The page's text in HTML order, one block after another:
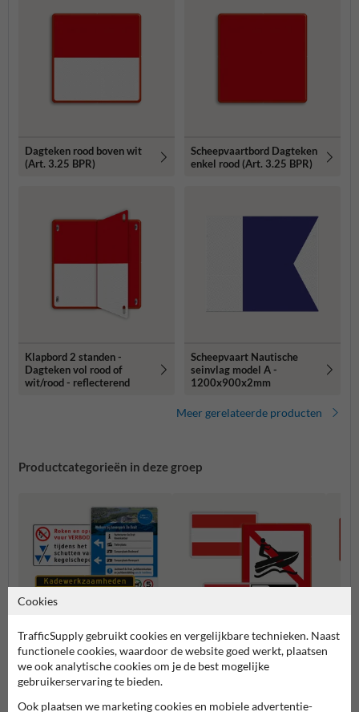
Dagteken rood boven wit
(Art. 3.25 BPR)
Scheepvaartbord Dagteken
enkel rood (Art. 3.25 BPR)
Klapbord 2 standen -
Dagteken vol rood of
wit/rood - reflecterend
Scheepvaart Nautische
seinvlag model A -
1200x900x2mm
Meer gerelateerde producten
Productcategorieën in deze groep
Speciale ontwerpen
scheepvaartborden
A serie - Verbodstekens
Cookies
TrafficSupply gebruikt cookies en vergelijkbare technieken. Naast
functionele cookies, waardoor de website goed werkt, plaatsen
we ook analytische cookies om je de best mogelijke
gebruikerservaring te bieden.
Ook plaatsen we marketing cookies en mobiele advertentie-